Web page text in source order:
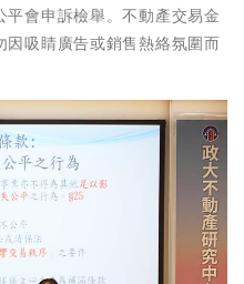
會申訴檢舉。不動產交易金
吸睛廣告或銷售熱絡氛圍而